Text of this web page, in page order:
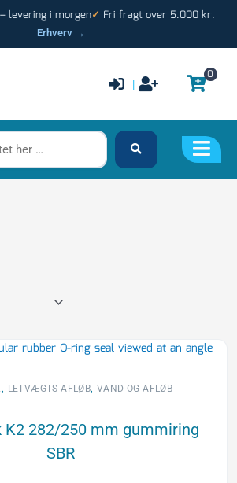
– levering i morgen✓ Fri fragt over 5.000 kr.
Erhverv →
|
0
, LETVÆGTS AFLØB,VAND OG AFLØB
K2 282/250 mm gummiring
SBR